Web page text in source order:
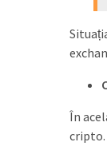
În
cripto.